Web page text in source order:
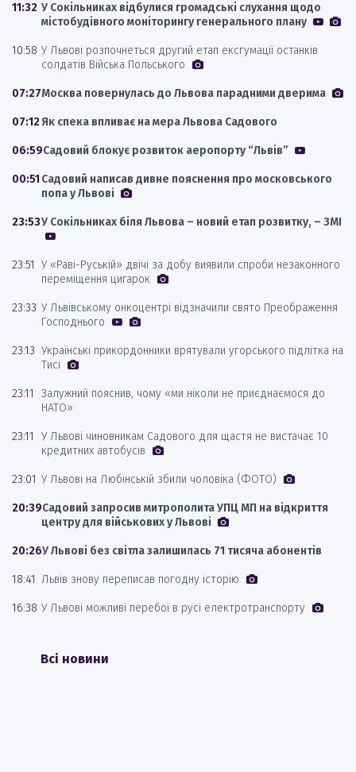
11:32 У Сокільниках відбулися громадські слухання щодо
містобудівного моніторингу генерального плану
10:58 У Львові розпочнеться другий етап ексгумації останків
солдатів Війська Польського
07:27Москва повернулась до Львова парадними дверима
07:12Як спека впливає на мера Львова Садового
06:59Садовий блокує розвиток аеропорту “Львів”
00:51 Садовий написав дивне пояснення про московського
попа у Львові
23:53У Сокільниках біля Львова – новий етап розвитку, – ЗМІ
23:51 У «Раві-Руській» двічі за добу виявили спроби незаконного
переміщення цигарок
23:33 У Львівському онкоцентрі відзначили свято Преображення
Господнього
23:13 Українські прикордонники врятували угорського підлітка на
Тисі
23:11
Залужний пояснив, чому «ми ніколи не приєднаємося до
НАТО»
23:11
У Львові чиновникам Садового для щастя не вистачає 10
кредитних автобусів
23:01 У Львові на Любінській збили чоловіка (ФОТО)
20:39Садовий запросив митрополита УПЦ МП на відкриття
центру для військових у Львові
20:26У Львові без світла залишилась 71 тисяча абонентів
18:41 Львів знову переписав погодну історію
16:38 У Львові можливі перебої в русі електротранспорту
Всі новини